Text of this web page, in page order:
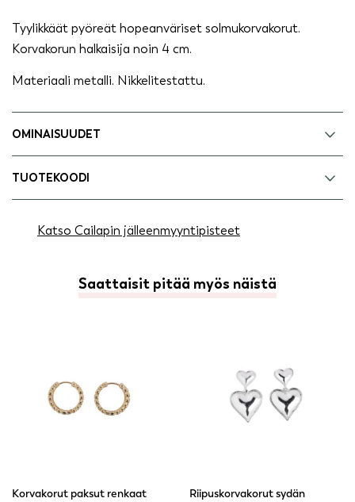
määrä
Tyylikkäät pyöreät hopeanväriset solmukorvakorut.
Korvakorun halkaisija noin 4 cm.
Materiaali metalli. Nikkelitestattu.
OMINAISUUDET
TUOTEKOODI
Katso Cailapin jälleenmyyntipisteet
Saattaisit pitää myös näistä
Korvakorut paksut renkaat
Riipuskorvakorut sydän